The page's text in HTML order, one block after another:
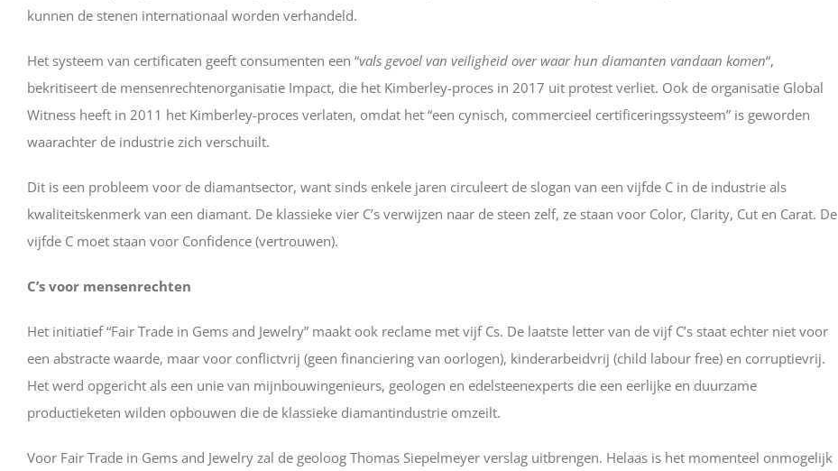
kunnen de stenen internationaal worden verhandeld.
Het systeem van certificaten geeft consumenten een “vals gevoel van veiligheid over waar hun diamanten vandaan komen“,
bekritiseert de mensenrechtenorganisatie Impact, die het Kimberley-proces in 2017 uit protest verliet. Ook de organisatie Global
Witness heeft in 2011 het Kimberley-proces verlaten, omdat het “een cynisch, commercieel certificeringssysteem” is geworden
waarachter de industrie zich verschuilt.
Dit is een probleem voor de diamantsector, want sinds enkele jaren circuleert de slogan van een vijfde C in de industrie als
kwaliteitskenmerk van een diamant. De klassieke vier C’s verwijzen naar de steen zelf, ze staan voor Color, Clarity, Cut en Carat. De
vijfde C moet staan voor Confidence (vertrouwen).
C’s voor mensenrechten
Het initiatief “Fair Trade in Gems and Jewelry” maakt ook reclame met vijf Cs. De laatste letter van de vijf C’s staat echter niet voor
een abstracte waarde, maar voor conflictvrij (geen financiering van oorlogen), kinderarbeidvrij (child labour free) en corruptievrij.
Het werd opgericht als een unie van mijnbouwingenieurs, geologen en edelsteenexperts die een eerlijke en duurzame
productieketen wilden opbouwen die de klassieke diamantindustrie omzeilt.
Voor Fair Trade in Gems and Jewelry zal de geoloog Thomas Siepelmeyer verslag uitbrengen. Helaas is het momenteel onmogelijk